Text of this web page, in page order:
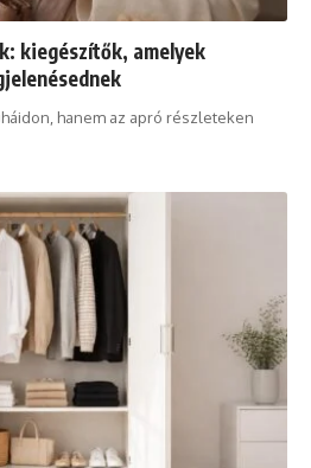
kiegészítők, amelyek
hanem az apró részleteken